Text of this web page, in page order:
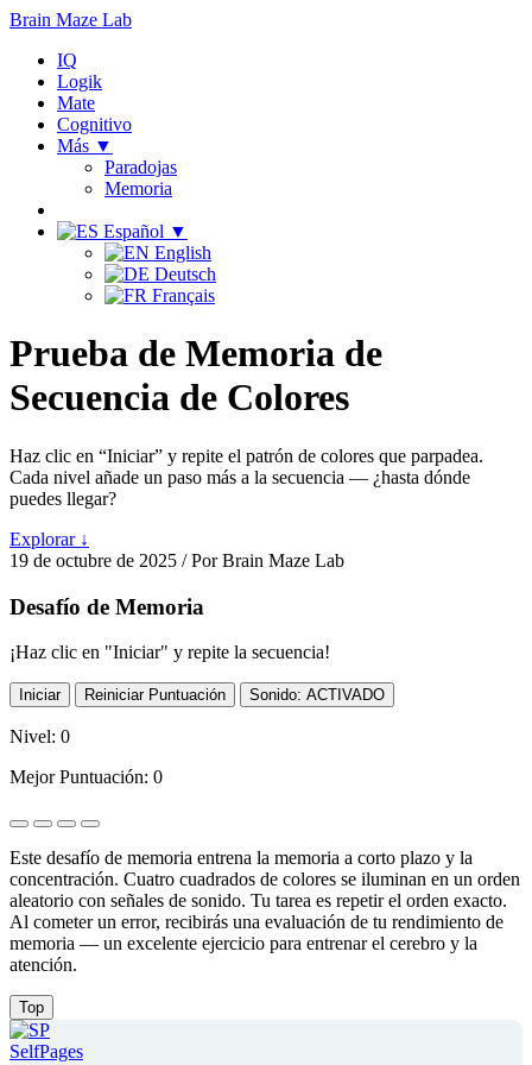
Brain Maze Lab
IQ
Logik
Mate
Cognitivo
Más ▼
Paradojas
Memoria
Español ▼
English
Deutsch
Français
Prueba de Memoria de
Secuencia de Colores
Haz clic en “Iniciar” y repite el patrón de colores que parpadea.
Cada nivel añade un paso más a la secuencia — ¿hasta dónde
puedes llegar?
Explorar ↓
19 de octubre de 2025 / Por Brain Maze Lab
Desafío de Memoria
¡Haz clic en "Iniciar" y repite la secuencia!
Iniciar Reiniciar Puntuación Sonido: ACTIVADO
Nivel: 0
Mejor Puntuación: 0
Este desafío de memoria entrena la memoria a corto plazo y la
concentración. Cuatro cuadrados de colores se iluminan en un orden
aleatorio con señales de sonido. Tu tarea es repetir el orden exacto.
Al cometer un error, recibirás una evaluación de tu rendimiento de
memoria — un excelente ejercicio para entrenar el cerebro y la
atención.
Top
SelfPages